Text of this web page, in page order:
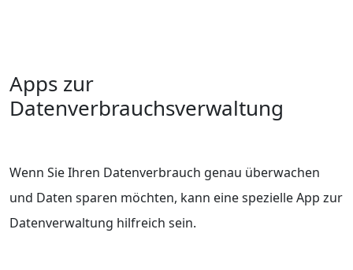
Apps zur
Datenverbrauchsverwaltung
Wenn Sie Ihren Datenverbrauch genau überwachen
und Daten sparen möchten, kann eine spezielle App zur
Datenverwaltung hilfreich sein.